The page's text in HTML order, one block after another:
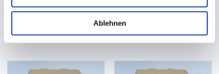
Ablehnen
Ab 21,98 €